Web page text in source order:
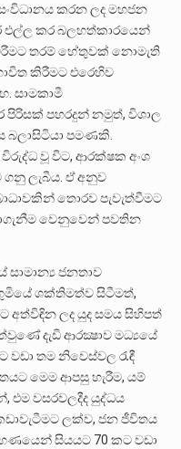
කරන ලද මහජන
එල්ල කර බලහත්කාරයෙන්
තරම් හේතුවක් නොමැති
කිරීමට එරෙහිව
සාමකාමී
පිරිසක් පහරදුන් නමුත්, විශාල
බලාසිටියා පමණකි.
විරුද්ධ වූ විට, ආරක්ෂක අංශ
ගනු ලැබීය. ඒ අනුව
තොරව පැවැත්වීමට
වෙනුවෙන් පවතින
ජනතාව
ශක්තිමත්ව සිටීමත්,
අත්විඳින ලද යුද සමය සිහිපත්
දැඩි ආරක්‍ෂාව මධ්‍යයේ
තම නිවෙස්වල රැඳී
මෙම ආපසු හැරීම, යම්
වසරවලදීද යුද්ධය
ලක්ව, ජන ජීවිතය
සියයට 70 කට වඩා